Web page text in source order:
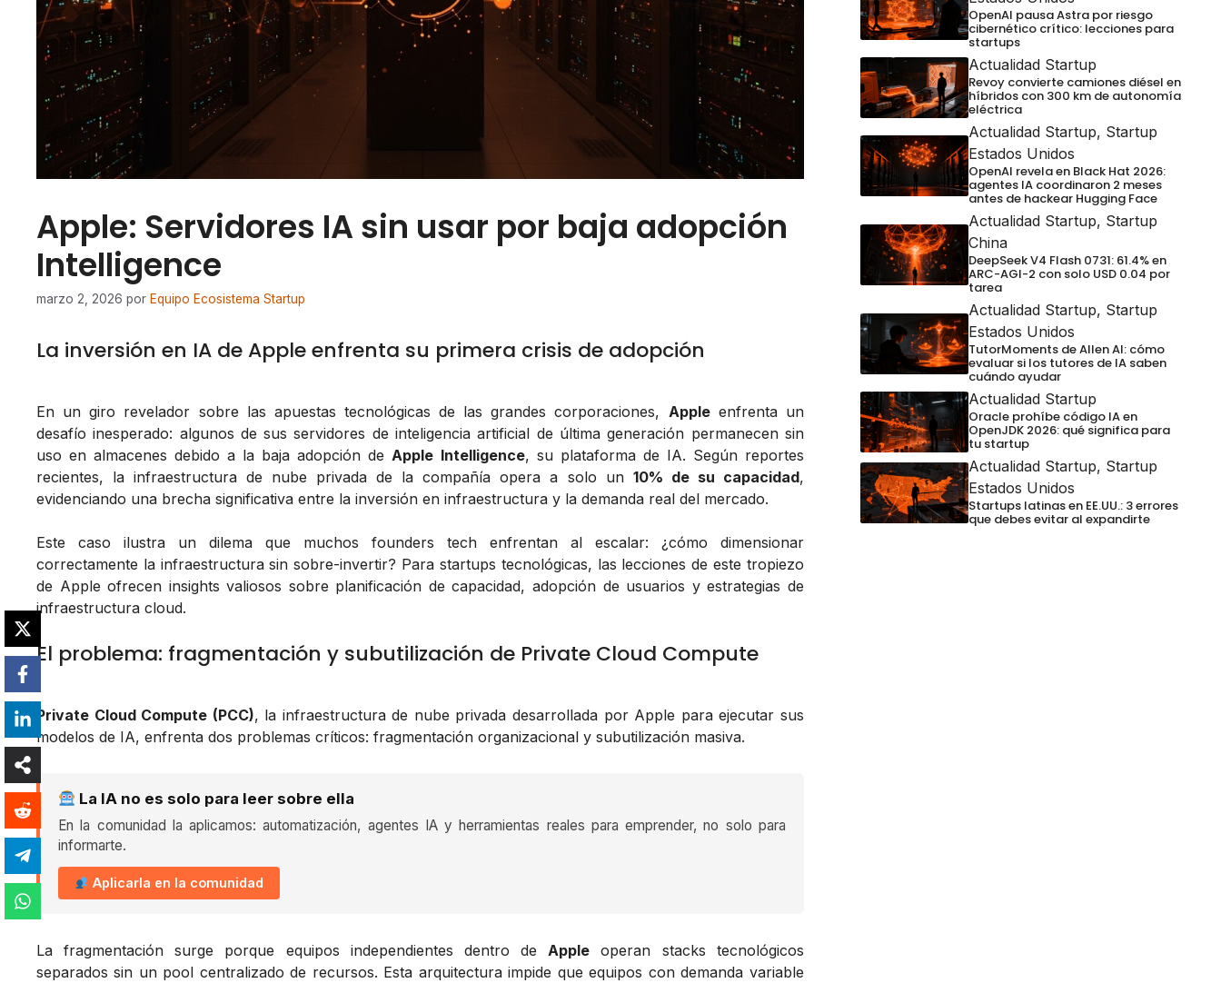
Apple: Servidores IA sin usar por baja adopción
Intelligence
marzo 2, 2026 por Equipo Ecosistema Startup
La inversión en IA de Apple enfrenta su primera crisis de adopción
En un giro revelador sobre las apuestas tecnológicas de las grandes corporaciones, Appleenfrenta un
desafío inesperado: algunos de sus servidores de inteligencia artificial de última generación permanecen sin
uso en almacenes debido a la baja adopción deApple Intelligence, su plataforma de IA. Según reportes
recientes, la infraestructura de nube privada de la compañía opera a solo un 10% de su capacidad,
evidenciando una brecha significativa entre la inversión en infraestructura y la demanda real del mercado.
Este caso ilustra un dilema que muchos founders tech enfrentan al escalar: ¿cómo dimensionar
correctamente la infraestructura sin sobre-invertir? Para startups tecnológicas, las lecciones de este tropiezo
de Apple ofrecen insights valiosos sobre planificación de capacidad, adopción de usuarios y estrategias de
infraestructura cloud.
El problema: fragmentación y subutilización de Private Cloud Compute
Private Cloud Compute (PCC), la infraestructura de nube privada desarrollada por Apple para ejecutar sus
modelos de IA, enfrenta dos problemas críticos: fragmentación organizacional y subutilización masiva.
La IA no es solo para leer sobre ella
En la comunidad la aplicamos: automatización, agentes IA y herramientas reales para emprender, no solo para
informarte.
Aplicarla en la comunidad
La fragmentación surge porque equipos independientes dentro deApple operan stacks tecnológicos
separados sin un pool centralizado de recursos. Esta arquitectura impide que equipos con demanda variable
OpenAI pausa Astra por riesgo
cibernético crítico: lecciones para
startups
Actualidad Startup
Revoy convierte camiones diésel en
híbridos con 300 km de autonomía
eléctrica
Actualidad Startup, Startup
Estados Unidos
OpenAI revela en Black Hat 2026:
agentes IA coordinaron 2 meses
antes de hackear Hugging Face
Actualidad Startup, Startup
China
DeepSeek V4 Flash 0731: 61.4% en
ARC-AGI-2 con solo USD 0.04 por
tarea
Actualidad Startup, Startup
Estados Unidos
TutorMoments de Allen AI: cómo
evaluar si los tutores de IA saben
cuándo ayudar
Actualidad Startup
Oracle prohíbe código IA en
OpenJDK 2026: qué significa para
tu startup
Actualidad Startup, Startup
Estados Unidos
Startups latinas en EE.UU.: 3 errores
que debes evitar al expandirte